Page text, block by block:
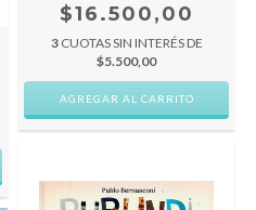
$16.500,00
3 CUOTAS SIN INTERÉS DE
$5.500,00